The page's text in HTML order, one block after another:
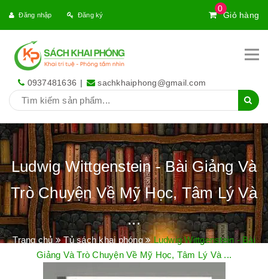
0
Giỏ hàng
Đăng nhập Đăng ký
0937481636 | sachkhaiphong@gmail.com
Ludwig Wittgenstein - Bài Giảng Và
Trò Chuyện Về Mỹ Học, Tâm Lý Và
...
Trang chủ Tủ sách khai phóng
Ludwig Wittgenstein - Bài
Giảng Và Trò Chuyện Về Mỹ Học, Tâm Lý Và ...